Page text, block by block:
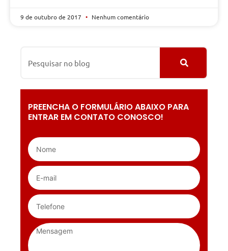
9 de outubro de 2017 Nenhum comentário
PREENCHA O FORMULÁRIO ABAIXO PARA
ENTRAR EM CONTATO CONOSCO!